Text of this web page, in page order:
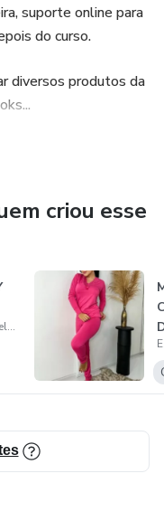
suporte online para
do curso.
diversos produtos da
e muito bem
o suporte EaD.
criou esse
Escola de Moda e Beleza (Flávia Elizabeth)